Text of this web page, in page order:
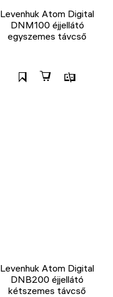
Levenhuk Atom Digital
DNM100 éjjellátó
egyszemes távcső
Levenhuk Atom Digital
DNB200 éjjellátó
kétszemes távcső